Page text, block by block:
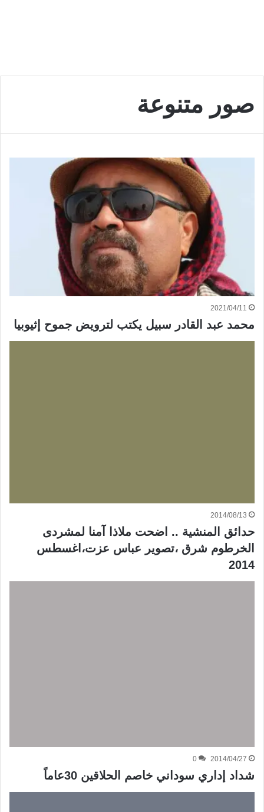
صور متنوعة
2021/04/11
محمد عبد القادر سبيل يكتب لترويض جموح إثيوبيا
2014/08/13
حدائق المنشية .. اضحت ملاذا آمنا لمشردى
الخرطوم شرق ،تصوير عباس عزت،اغسطس
2014
2014/04/27
0
شداد إداري سوداني خاصم الحلاقين 30عاماً